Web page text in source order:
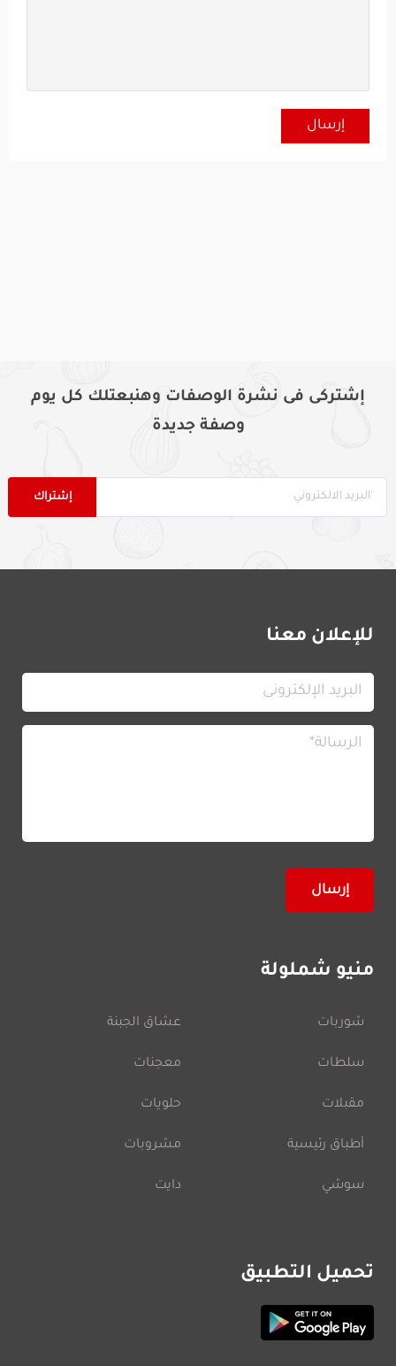
إشتركى فى نشرة الوصفات وهنبعتلك كل يوم
وصفة جديدة
للإعلان معنا
منيو شملولة
شوربات
سلطات
مقبلات
أطباق رئيسية
سوشي
عشاق الجبنة
معجنات
حلويات
مشروبات
دايت
تحميل التطبيق